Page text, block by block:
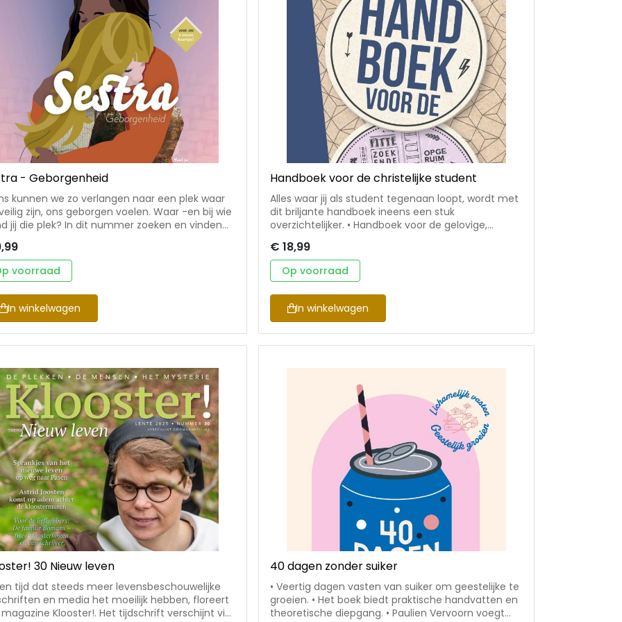
en verwonderen, of aanzetten tot nadenken.
- Geborgenheid
kunnen we zo verlangen naar een plek waar
zijn, ons geborgen voelen. Waar -en bij wie
In dit nummer zoeken en vinden
Daar waar je met open armen wordt
Gewoon om wie je bent. Daar waar
zachtheid en warmte je omringen. Letterlijk
Kortom: een nummer dat je omhelst.
warm najaarsmagazine met inspiratie,
DIY, recepten, de nieuwste boeken, etc.
woorden van leven. Gemaakt door
auteurs uit het enthousiaste team Sestra.
voorraad
In winkelwagen
Handboek voor de christelijke student
Alles waar jij als student tegenaan loopt, wordt met
dit briljante handboek ineens een stuk
overzichtelijker. • Handboek voor de gelovige,
arme, bewuste, slimme en vooral zorgeloze
student. • Met inspiratie op allerlei gebieden. Hoe
kook je lekker, gezond en goedkoop? Waar vind je
andere gelovige studenten? Hoe benut je jouw
vierkante meters optimaal? Wat te doen met de
heikele thema’s seks, drugs en alcohol? Hoe houd je
jouw studiebol (en lijf) fit? En hoe doe je dat
allemaal ook nog een beetje relaxt?
€ 18,99
Op voorraad
In winkelwagen
30 Nieuw leven
tijd dat steeds meer levensbeschouwelijke
en media het moeilijk hebben, floreert
Klooster!. Het tijdschrift verschijnt vier
40 dagen zonder suiker
• Veertig dagen vasten van suiker om geestelijke te
groeien. • Het boek biedt praktische handvatten en
theoretische diepgang. • Paulien Vervoorn voegt